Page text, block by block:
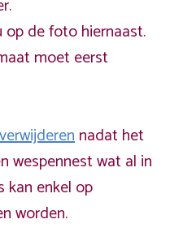
op de foto hiernaast.
moet eerst
verwijderennadat het
wespennest wat al in
kan enkel op
worden.